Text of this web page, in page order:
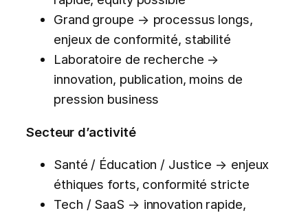
Grand groupe → processus longs,
enjeux de conformité, stabilité
Laboratoire de recherche →
innovation, publication, moins de
pression business
Secteur d’activité
Santé / Éducation / Justice → enjeux
éthiques forts, conformité stricte
Tech / SaaS → innovation rapide,